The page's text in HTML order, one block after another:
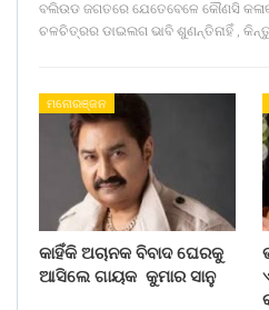
ବଲିଉଡ ଜଗତରେ ଯେତେବେଳେ କୌଣସି
ଚଳଚିତ୍ରର ଡାଇଲଗ ଭାବି ଶୁଣନ୍ତିନାହିଁ , କିନ୍ତୁ
ମନୋରଞ୍ଜନ
କାହିଁକି ଅଚାନକ ବିବାଦ ଘେରକୁ
ଆସିଲେ ଗାୟକ କୁମାର ସାନୁ